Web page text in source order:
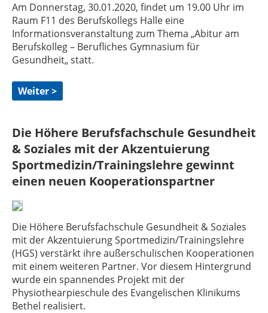
Am Donnerstag, 30.01.2020, findet um 19.00 Uhr im
Raum F11 des Berufskollegs Halle eine
Informationsveranstaltung zum Thema „Abitur am
Berufskolleg – Berufliches Gymnasium für
Gesundheit„ statt.
Weiter >
Die Höhere Berufsfachschule Gesundheit
& Soziales mit der Akzentuierung
Sportmedizin/Trainingslehre gewinnt
einen neuen Kooperationspartner
Die Höhere Berufsfachschule Gesundheit & Soziales
mit der Akzentuierung Sportmedizin/Trainingslehre
(HGS) verstärkt ihre außerschulischen Kooperationen
mit einem weiteren Partner. Vor diesem Hintergrund
wurde ein spannendes Projekt mit der
Physiothearpieschule des Evangelischen Klinikums
Bethel realisiert.